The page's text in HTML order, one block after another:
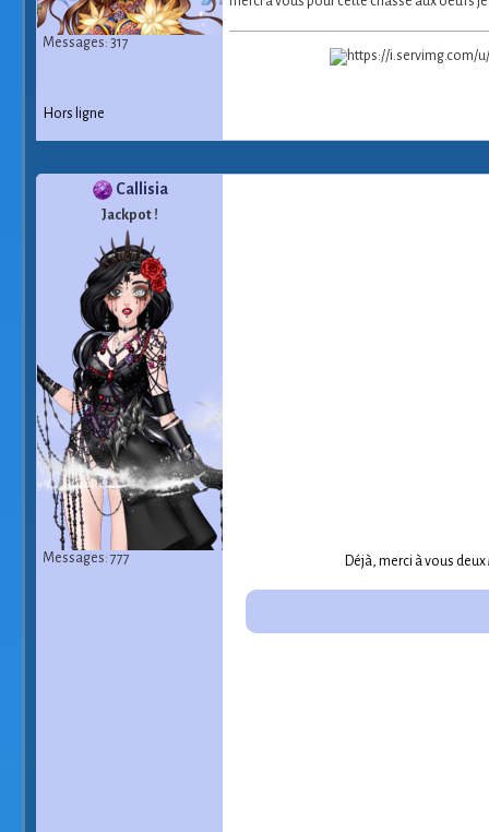
Messages: 317
Hors ligne
Callisia
Jackpot !
Messages: 777 Déjà, merci à vous deux